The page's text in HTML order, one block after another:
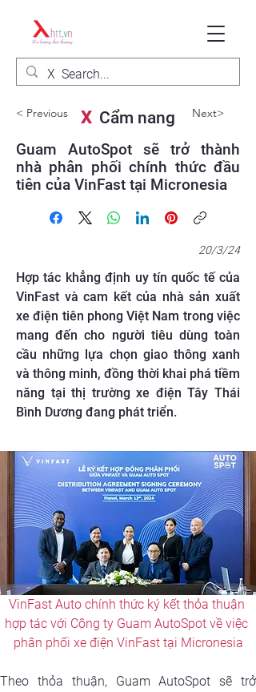
< Previous XCẩm nang Next>
Guam AutoSpot sẽ trở thành
nhà phân phối chính thức đầu
tiên của VinFast tại Micronesia
20/3/24
Hợp tác khẳng định uy tín quốc tế của
VinFast và cam kết của nhà sản xuất
xe điện tiên phong Việt Nam trong việc
mang đến cho người tiêu dùng toàn
cầu những lựa chọn giao thông xanh
và thông minh, đồng thời khai phá tiềm
năng tại thị trường xe điện Tây Thái
Bình Dương đang phát triển.
VinFast Auto chính thức ký kết thỏa thuận
hợp tác với Công ty Guam AutoSpot về việc
phân phối xe điện VinFast tại Micronesia
Theo thỏa thuận, Guam AutoSpot sẽ trở